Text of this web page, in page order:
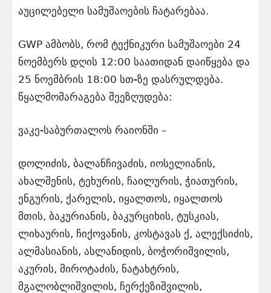
აუცილებელი სამუშაოების ჩატარებაა.
GWP ამბობს, რომ ტექნიკური სამუშაოები 24
ნოემბერს დღის 12:00 საათიდან დაიწყება და
25 ნოემბრის 18:00 სთ-ზე დასრულდება.
წყალმომარაგება შეეზღუდება:
ვაკე-საბურთალოს რაიონში –
დოლიძის, ბალანჩივაძის, იოსელიანის,
ახალშენის, ტეხურის, ჩაილურის, ჭიათურის,
ენგურის, ქარელის, იყალთოს, იყალთოს
მთის, ბაკურიანის, ბაკურციხის, ტუსკიას,
ლიხაურის, ჩიქოვანის, კოსტავას ქ, ალექსიძის,
ალმასიანის, ასლანიდის, ბოჭორიშვილის,
აკურის, მიროტაძის, ნატახტრის,
მგალობლიშვილის, ჩერქეზიშვილის,